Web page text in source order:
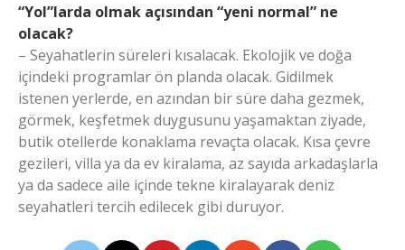
“Yol”larda olmak açısından “yeni normal” ne
olacak?
– Seyahatlerin süreleri kısalacak. Ekolojik ve doğa
içindeki programlar ön planda olacak. Gidilmek
istenen yerlerde, en azından bir süre daha gezmek,
görmek, keşfetmek duygusunu yaşamaktan ziyade,
butik otellerde konaklama revaçta olacak. Kısa çevre
gezileri, villa ya da ev kiralama, az sayıda arkadaşlarla
ya da sadece aile içinde tekne kiralayarak deniz
seyahatleri tercih edilecek gibi duruyor.